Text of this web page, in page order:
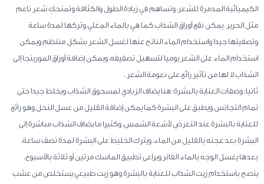
الكيميائية المدمرة للشعر، وتساهم في زيادة الطول والكثافة وتمنحكِ شعر ناعم
مثل الحرير. يمكن نقع أوراق الشذاب كما هي بالماء المغلي وتركها لمدة ساعة
وتصفيتها جيدا واستخدام الماء الناتج عنها لغسل الشعر بشكل منتظم ويمكن
استخدام الماء على الشعر يوميا لتسهيل تصفيفه، ويمكن إضافة أوراق المورينجا إلى
الشذاب لا لها من تأثير رائع على نعومة الشعر .
ثانيا: وصفات العناية بالبشرة: هنا يضاف الزبادي لمسحوق الشذاب ويخلط جيدا حتى
تمام التجانس ويطبق على البشرة كما يمكن إضافة القليل من عسل النحل وهو رائع
للعناية بالبشرة عند التعرض لأشعة الشمس، وكثيرا ما يضاف الشذاب مباشرة إلى
البشرة بعد عجنه بالقليل من الماء، ويترك الخليط على البشرة لمدة نصف ساعة،
بعدها يغسل الوجه بالماء الفاتر ويراعى تطبيق الماسك مرتين أو ثلاثة بالأسبوع.
ينصح باستخدام زيت الشذاب للعناية بالبشرة وهو زيت طبيعي يستخلص من عشب